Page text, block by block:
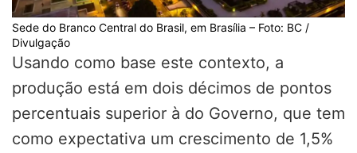
Sede do Branco Central do Brasil, em Brasília – Foto: BC /
Divulgação
Usando como base este contexto, a
produção está em dois décimos de pontos
percentuais superior à do Governo, que tem
como expectativa um crescimento de 1,5%